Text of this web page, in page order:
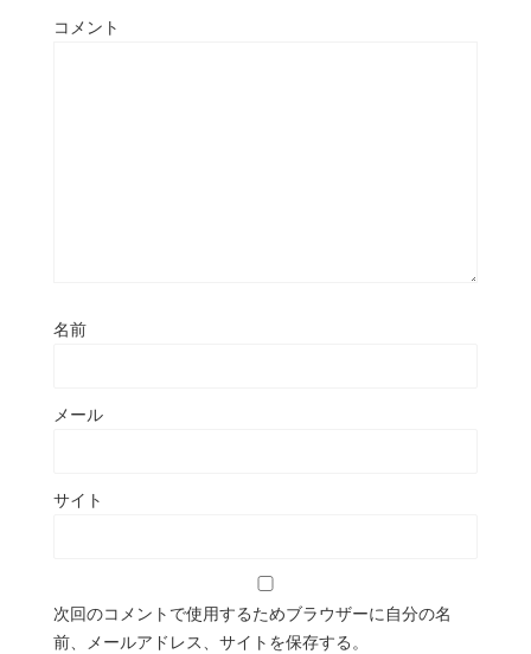
コメント
名前
メール
サイト
次回のコメントで使用するためブラウザーに自分の名
前、メールアドレス、サイトを保存する。